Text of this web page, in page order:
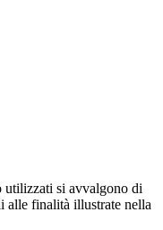
utilizzati si avvalgono di
alle finalità illustrate nella